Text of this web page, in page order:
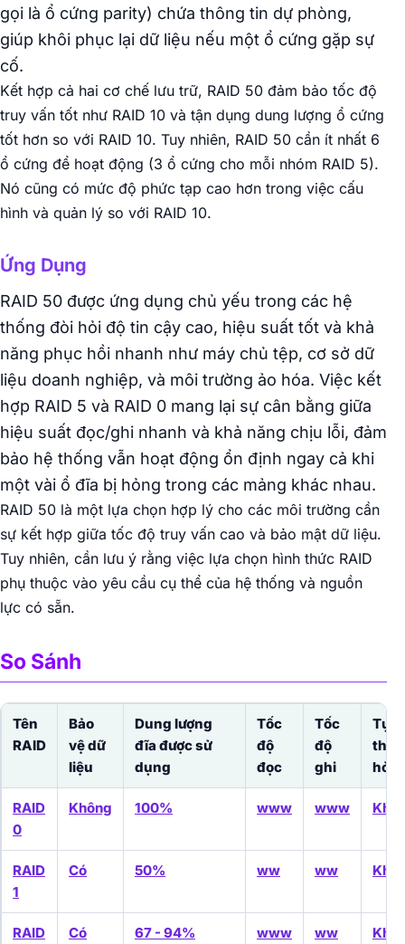
gọi là ổ cứng parity) chứa thông tin dự phòng,
giúp khôi phục lại dữ liệu nếu một ổ cứng gặp sự
cố.
Kết hợp cả hai cơ chế lưu trữ, RAID 50 đảm bảo tốc độ
truy vấn tốt như RAID 10 và tận dụng dung lượng ổ cứng
tốt hơn so với RAID 10. Tuy nhiên, RAID 50 cần ít nhất 6
ổ cứng để hoạt động (3 ổ cứng cho mỗi nhóm RAID 5).
Nó cũng có mức độ phức tạp cao hơn trong việc cấu
hình và quản lý so với RAID 10.
Ứng Dụng
RAID 50 được ứng dụng chủ yếu trong các hệ
thống đòi hỏi độ tin cậy cao, hiệu suất tốt và khả
năng phục hồi nhanh như máy chủ tệp, cơ sở dữ
liệu doanh nghiệp, và môi trường ảo hóa. Việc kết
hợp RAID 5 và RAID 0 mang lại sự cân bằng giữa
hiệu suất đọc/ghi nhanh và khả năng chịu lỗi, đảm
bảo hệ thống vẫn hoạt động ổn định ngay cả khi
một vài ổ đĩa bị hỏng trong các mảng khác nhau.
RAID 50 là một lựa chọn hợp lý cho các môi trường cần
sự kết hợp giữa tốc độ truy vấn cao và bảo mật dữ liệu.
Tuy nhiên, cần lưu ý rằng việc lựa chọn hình thức RAID
phụ thuộc vào yêu cầu cụ thể của hệ thống và nguồn
lực có sẵn.
So Sánh
Tên
RAID
Bảo
vệ dữ
liệu
Dung lượng
đĩa được sử
dụng
Tốc
độ
đọc
Tốc
độ
ghi
Tự
thế
RAID
0
Không 100% www www
RAID
1
Có 50% ww ww
RAID
Có 67 - 94% www ww